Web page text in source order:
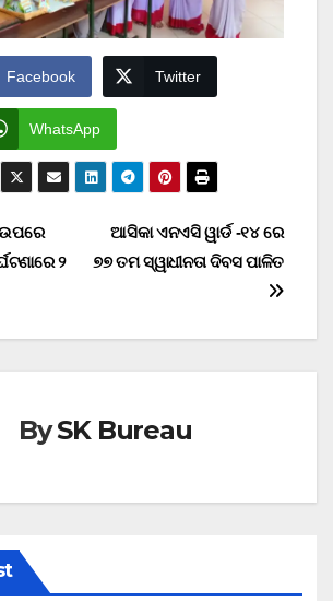
Facebook Twitter
WhatsApp
ଆସିକା ଏନଏସି ୱାର୍ଡ -୧୪ ରେ
୭୭ ତମ ସ୍ୱାଧୀନତା ଦିବସ ପାଳିତ
୨
BySK Bureau